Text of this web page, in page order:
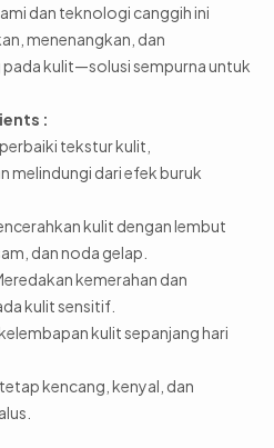
dan teknologi canggih ini
menenangkan, dan
kulit—solusi sempurna untuk
:
tekstur kulit,
melindungi dari efek buruk
kulit dengan lembut
dan noda gelap.
kemerahan dan
kulit sensitif.
kulit sepanjang hari
kencang, kenyal, dan